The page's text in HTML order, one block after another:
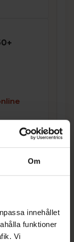
Om
innehållet
funktioner
Vi
kr
denna